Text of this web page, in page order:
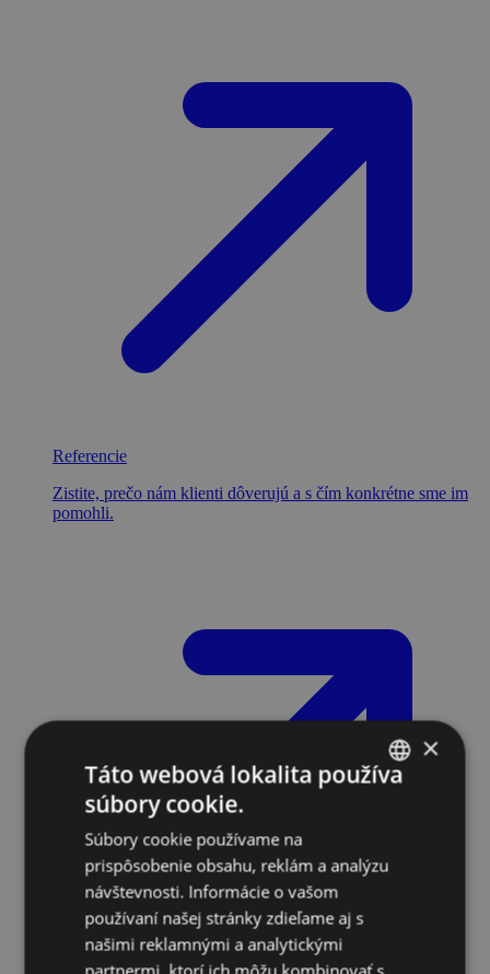
Referencie
Zistite, prečo nám klienti dôverujú a s čím konkrétne sme im
pomohli.
×
Táto webová lokalita používa
súbory cookie.
Súbory cookie používame na
prispôsobenie obsahu, reklám a analýzu
návštevnosti. Informácie o vašom
používaní našej stránky zdieľame aj s
našimi reklamnými a analytickými